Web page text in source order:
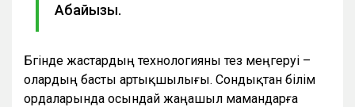
Абайқызы.
Бүгінде жастардың технологияны тез меңгеруі –
олардың басты артықшылығы. Сондықтан білім
ордаларында осындай жаңашыл мамандарға